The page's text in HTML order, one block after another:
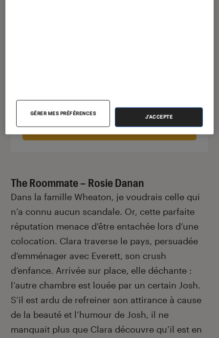
En stock
Acheter sur Fnac.com
The Roommate – Rosie Danan
Dans la famille Wheaton, je voudrais celle qui
n’a connu aucun scandale. Or, cette parfaite
réputation menace d’être entachée lors d’une
colocation. Clara traverse le pays, persuadée
d’emménager avec Everett, son crush
d’enfance. Arrivée sur place, elle déchante :
l’autre chambre est louée par un certain Josh.
S’il est ardu de refreiner son attirance à cause
de la beauté et l’humour de Josh, il ne
manquait plus que Clara découvre qu’il est en
GÉRER MES PRÉFÉRENCES
J'ACCEPTE